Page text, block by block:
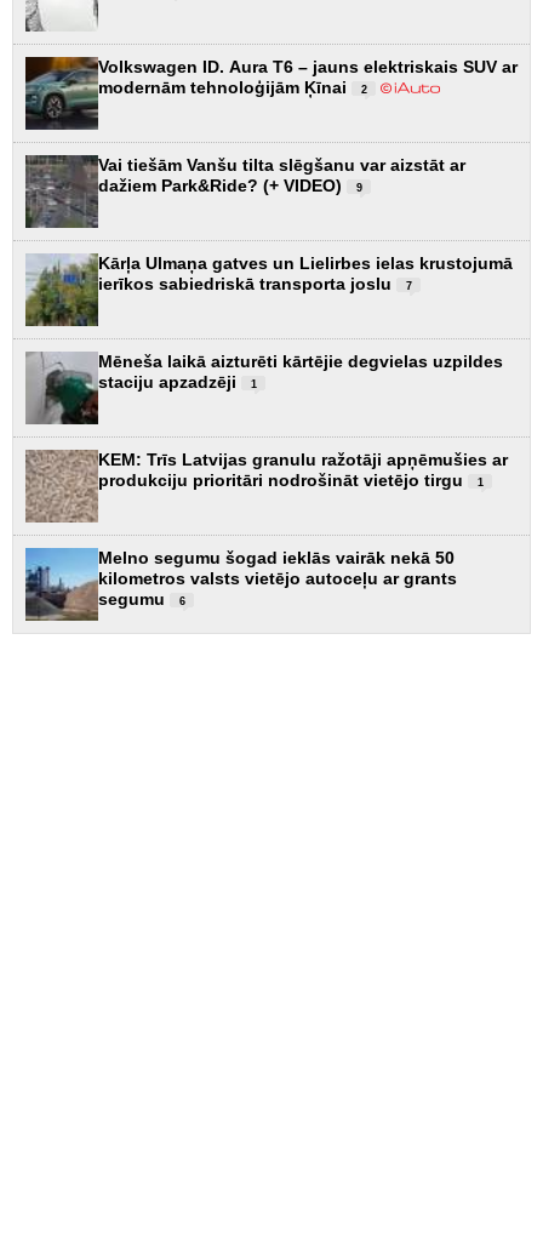
Volkswagen ID. Aura T6 – jauns elektriskais SUV ar
modernām tehnoloģijām Ķīnai
2
Vai tiešām Vanšu tilta slēgšanu var aizstāt ar
dažiem Park&Ride? (+ VIDEO)
9
Kārļa Ulmaņa gatves un Lielirbes ielas krustojumā
ierīkos sabiedriskā transporta joslu
7
Mēneša laikā aizturēti kārtējie degvielas uzpildes
staciju apzadzēji
1
KEM: Trīs Latvijas granulu ražotāji apņēmušies ar
produkciju prioritāri nodrošināt vietējo tirgu
1
Melno segumu šogad ieklās vairāk nekā 50
kilometros valsts vietējo autoceļu ar grants
segumu
6